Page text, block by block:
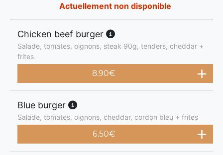
Actuellement non disponible
Chicken beef burger
Salade, tomates, oignons, steak 90g, tenders, cheddar +
frites
8.90€
Blue burger
Salade, tomates, oignons, cheddar, cordon bleu + frites
6.50€